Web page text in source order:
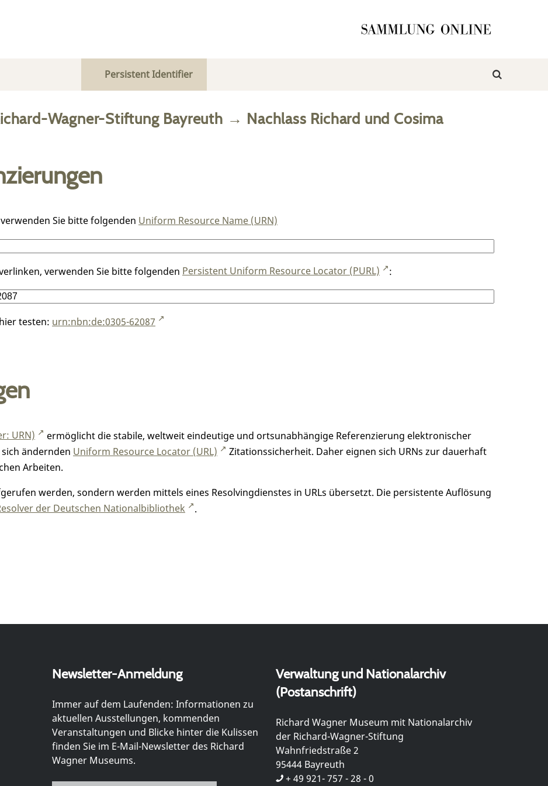
Persistent Identifier
Wagner-Stiftung Bayreuth → Nachlass Richard und Cosima
Sie bitte folgenden Uniform Resource Name (URN)
verwenden Sie bitte folgenden Persistent Uniform Resource Locator (PURL) :
testen: urn:nbn:de:0305-62087
URN)
ermöglicht die stabile, weltweit eindeutige und ortsunabhängige Referenzierung elektronischer
ändernden Uniform Resource Locator (URL)
Zitationssicherheit. Daher eignen sich URNs zur dauerhaft
Arbeiten.
werden, sondern werden mittels eines Resolvingdienstes in URLs übersetzt. Die persistente Auflösung
der Deutschen Nationalbibliothek .
Newsletter-Anmeldung
Immer auf dem Laufenden: Informationen zu
aktuellen Ausstellungen, kommenden
Veranstaltungen und Blicke hinter die Kulissen
finden Sie im E-Mail-Newsletter des Richard
Wagner Museums.
Verwaltung und Nationalarchiv
(Postanschrift)
Richard Wagner Museum mit Nationalarchiv
der Richard-Wagner-Stiftung
Wahnfriedstraße 2
95444 Bayreuth
+ 49 921- 757 - 28 - 0